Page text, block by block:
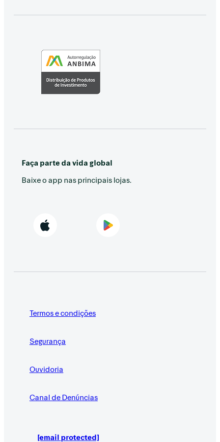
Faça parte da vida global
Baixe o app nas principais lojas.
Termos e condições
Segurança
Ouvidoria
Canal de Denúncias
[email protected]